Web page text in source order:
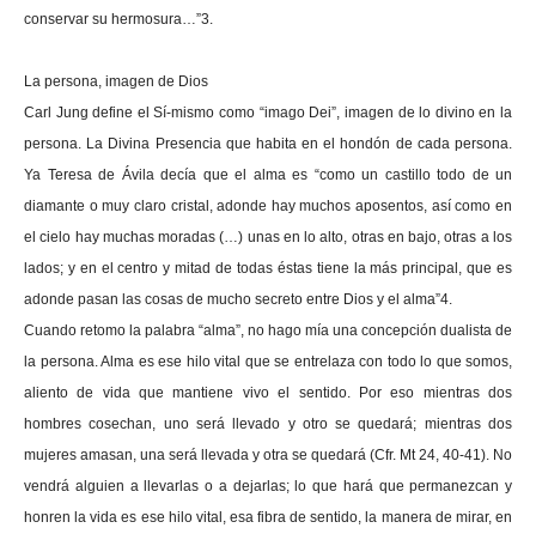
conservar su hermosura…”3.
La persona, imagen de Dios
Carl Jung define el Sí-mismo como “imago Dei”, imagen de lo divino en la
persona. La Divina Presencia que habita en el hondón de cada persona.
Ya Teresa de Ávila decía que el alma es “como un castillo todo de un
diamante o muy claro cristal, adonde hay muchos aposentos, así como en
el cielo hay muchas moradas (…) unas en lo alto, otras en bajo, otras a los
lados; y en el centro y mitad de todas éstas tiene la más principal, que es
adonde pasan las cosas de mucho secreto entre Dios y el alma”4.
Cuando retomo la palabra “alma”, no hago mía una concepción dualista de
la persona. Alma es ese hilo vital que se entrelaza con todo lo que somos,
aliento de vida que mantiene vivo el sentido. Por eso mientras dos
hombres cosechan, uno será llevado y otro se quedará; mientras dos
mujeres amasan, una será llevada y otra se quedará (Cfr. Mt 24, 40-41). No
vendrá alguien a llevarlas o a dejarlas; lo que hará que permanezcan y
honren la vida es ese hilo vital, esa fibra de sentido, la manera de mirar, en